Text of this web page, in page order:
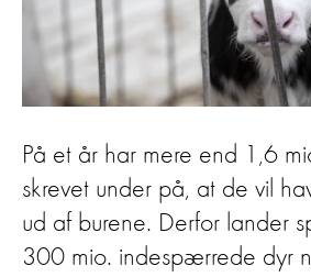
På et år har mere end 1,6
skrevet under på, at de vil
ud af burene. Derfor lander
300 mio. indespærrede dyr